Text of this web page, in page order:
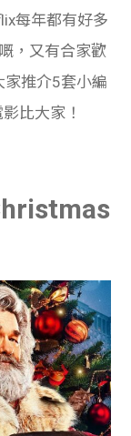
每年都有好多
，又有合家歡
家推介5套小編
比大家！